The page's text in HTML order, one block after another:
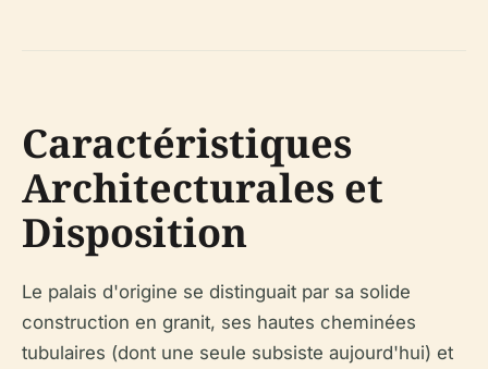
Caractéristiques
Architecturales et
Disposition
Le palais d'origine se distinguait par sa solide
construction en granit, ses hautes cheminées
tubulaires (dont une seule subsiste aujourd'hui) et